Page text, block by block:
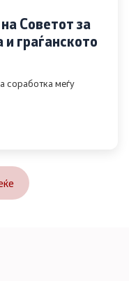
Советот за
граѓанското
соработка меѓу